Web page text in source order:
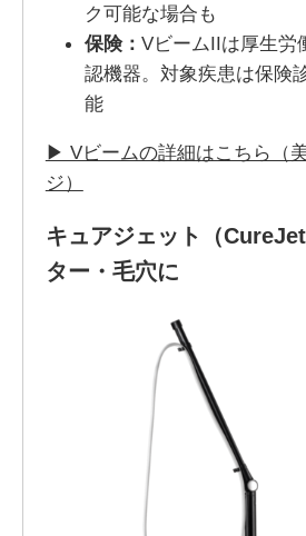
ク可能な場合も
保険： VビームIIは厚生労
認機器。対象疾患は保険
能
▶ Vビームの詳細はこちら（
ジ）
キュアジェット（
ター・毛穴に